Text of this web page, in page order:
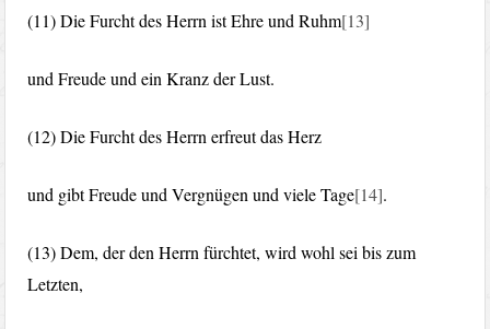
(11) Die Furcht des Herrn ist Ehre und Ruhm[13]
und Freude und ein Kranz der Lust.
(12) Die Furcht des Herrn erfreut das Herz
und gibt Freude und Vergnügen und viele Tage[14].
(13) Dem, der den Herrn fürchtet, wird wohl sei bis zum
Letzten,